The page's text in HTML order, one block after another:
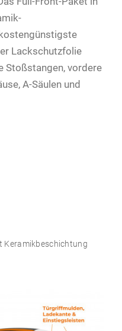
Lackschutzfolie
Stoßstangen, vordere
A-Säulen und
Keramikbeschichtung